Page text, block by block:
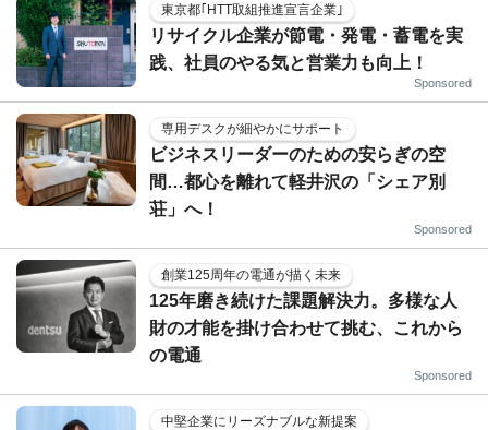
東京都｢HTT取組推進宣言企業｣
リサイクル企業が節電・発電・蓄電を実
践、社員のやる気と営業力も向上！
Sponsored
専用デスクが細やかにサポート
ビジネスリーダーのための安らぎの空
間…都心を離れて軽井沢の「シェア別
荘」へ！
Sponsored
創業125周年の電通が描く未来
125年磨き続けた課題解決力。多様な人
財の才能を掛け合わせて挑む、これから
の電通
Sponsored
中堅企業にリーズナブルな新提案